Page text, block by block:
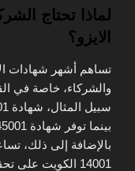
لماذا تحتاج
الايزو؟
تساهم أشهر شهادات
والشركاء، خاصة في
14001 الكويت